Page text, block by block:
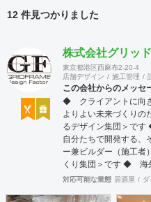
12 件見つかりました
株式会社グリッ
東京都港区西麻布2-20-4
店舗デザイン
施工管理
この会社からのメッセ
◆ クライアントに向き
よりよい未来づくり
るデザイン集団＞で
自分たちで開発する、
ー兼ビルダー（施工
くり集団＞です ◆ 海
国語に堪能なスタッフ
対応可能な業態 居酒屋